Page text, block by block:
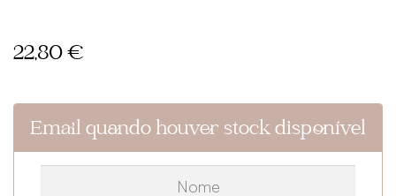
22,80€
Email quando houver stock disponível